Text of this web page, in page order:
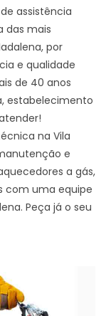
assistência
das mais
por
e qualidade
de 40 anos
estabelecimento
na Vila
e
a gás,
com uma equipe
Peça já o seu